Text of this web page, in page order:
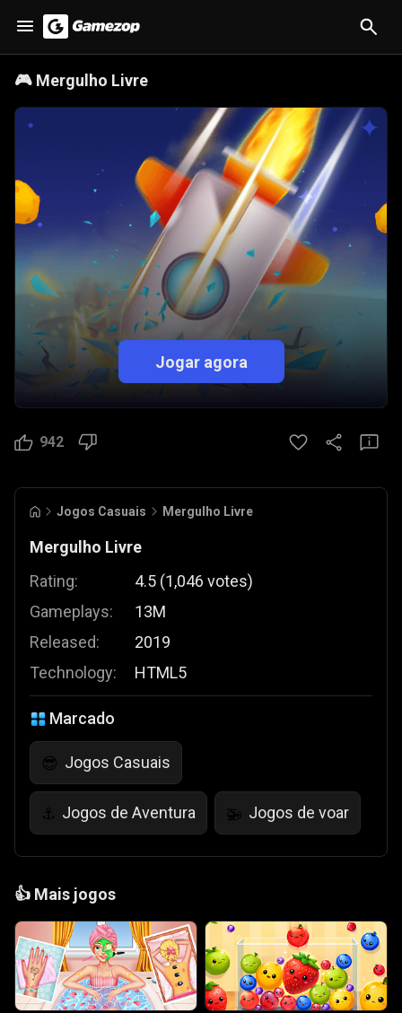
🎮 Mergulho Livre
Jogar agora
942
Jogos Casuais Mergulho Livre
Mergulho Livre
Rating:
Gameplays:
Released:
Technology:
4.5 (1,046 votes)
13M
2019
HTML5
Marcado
😎 Jogos Casuais
⚓ Jogos de Aventura 🚁 Jogos de voar
👍 Mais jogos